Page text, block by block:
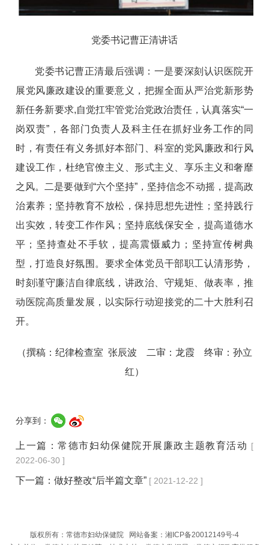
党委书记曹正清讲话
党委书记曹正清最后强调：一是要深刻认识医院开
展党风廉政建设的重要意义，把握全面从严治党新形势
新任务新要求,自觉扛牢管党治党政治责任，认真落实“一
岗双责”，各部门负责人及科主任在抓好业务工作的同
时，有责任有义务抓好本部门、科室的党风廉政和行风
建设工作，杜绝官僚主义、形式主义、享乐主义和奢靡
之风。二是要做到“六个坚持”，坚持信念不动摇，提高政
治素养；坚持教育不放松，保持思想先进性；坚持践行
出实效，转变工作作风；坚持底线保安全，提高道德水
平；坚持查处不手软，提高震慑威力；坚持宣传树典
型，打造良好氛围。要求全体党员干部职工认清形势，
时刻谨守廉洁自律底线，讲政治、守规矩、做表率，推
动医院高质量发展，以实际行动迎接党的二十大胜利召
开。
（撰稿：纪律检查室 张辰波 二审：龙霞 终审：孙立
红）
分享到：
上一篇：常德市妇幼保健院开展廉政主题教育活动 [
2022-06-30 ]
下一篇：做好整改“后半篇文章” [ 2021-12-22 ]
版权所有：常德市妇幼保健院 网站备案： 湘ICP备20012149号-4